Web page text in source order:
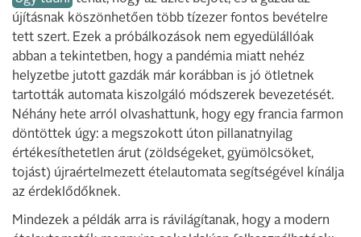
újításnak köszönhetően több tízezer fontos bevételre
tett szert. Ezek a próbálkozások nem egyedülállóak
abban a tekintetben, hogy a pandémia miatt nehéz
helyzetbe jutott gazdák már korábban is jó ötletnek
tartották automata kiszolgáló módszerek bevezetését.
Néhány hete arról olvashattunk, hogy egy francia farmon
döntöttek úgy: a megszokott úton pillanatnyilag
értékesíthetetlen árut (zöldségeket, gyümölcsöket,
tojást) újraértelmezett ételautomata segítségével kínálja
az érdeklődőknek.
Mindezek a példák arra is rávilágítanak, hogy a modern